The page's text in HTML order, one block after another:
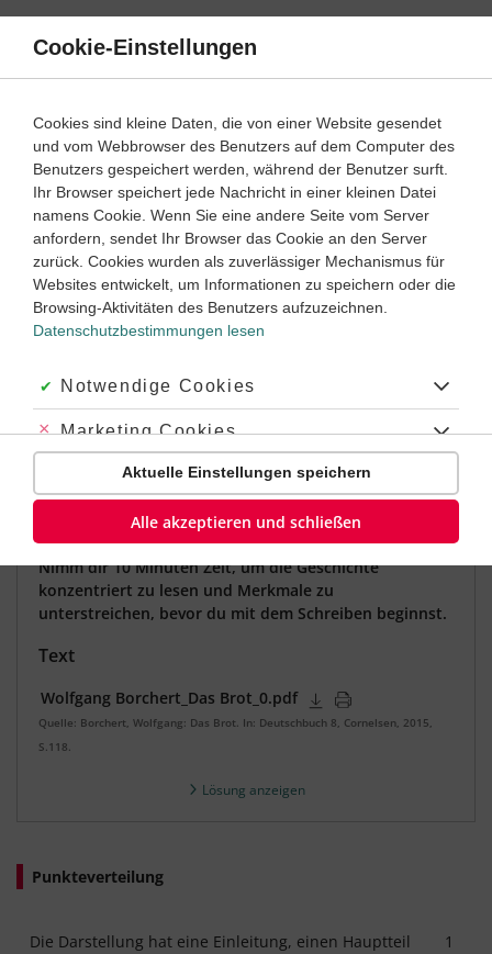
Direkt
Inhalt
Klassenarbeit
Deutsch 8. Klasse
Kurzgeschichte (1)
Dauer: 45 Minuten
Empfohlen von
Tutorin Joana
Dauer:
und weise vier dieser Merkmale in Wolfgang Borcherts
„Das Brot“ nach. Beschreibe jedes Merkmal kurz und
belege es mit einem Beispiel aus dem Text. Denk
Schlusssatz zu schreiben.
Nimm dir 10 Minuten Zeit, um die Geschichte
konzentriert zu lesen und Merkmale zu
unterstreichen, bevor du mit dem Schreiben beginnst.
Text
Wolfgang Borchert_Das Brot_0.pdf
Quelle: Borchert, Wolfgang: Das Brot. In: Deutschbuch 8, Cornelsen, 2015,
S.118.
Lösung anzeigen
Punkteverteilung
Die Darstellung hat eine Einleitung, einen Hauptteil
1
Cookie-Einstellungen
Cookies sind kleine Daten, die von einer Website gesendet
und vom Webbrowser des Benutzers auf dem Computer des
Benutzers gespeichert werden, während der Benutzer surft.
Ihr Browser speichert jede Nachricht in einer kleinen Datei
namens Cookie. Wenn Sie eine andere Seite vom Server
anfordern, sendet Ihr Browser das Cookie an den Server
zurück. Cookies wurden als zuverlässiger Mechanismus für
Websites entwickelt, um Informationen zu speichern oder die
Browsing-Aktivitäten des Benutzers aufzuzeichnen.
Datenschutzbestimmungen lesen
Akzeptiert:
Notwendige Cookies
Abgelehnt:
Marketing Cookies
Abgelehnt:
Personalisierungs-Cookies
Aktuelle Einstellungen speichern
Alle akzeptieren und schließen